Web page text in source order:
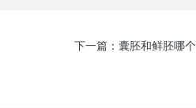
下一篇： 囊胚和鲜胚哪